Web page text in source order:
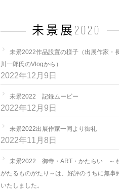
未景展2020
未景2022作品設置の様子（出展作家・
川一郎氏のVlogから）
2022年12月9日
未景2022 記録ムービー
2022年12月9日
未景2022出展作家一同より御礼
2022年11月8日
未景2022 御寺・ART・かたらい ～
がたるものがたり～は、好評のうちに無事
いたしました。